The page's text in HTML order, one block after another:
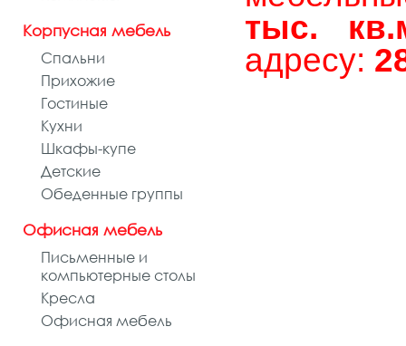
тыс.
адресу:
Корпусная мебель
Спальни
Прихожие
Гостиные
Кухни
Шкафы-купе
Детские
Обеденные группы
Офисная мебель
Письменные и
компьютерные столы
Кресла
Офисная мебель